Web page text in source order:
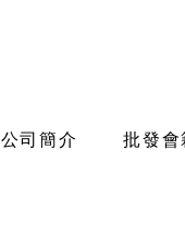
公司簡介 批發會